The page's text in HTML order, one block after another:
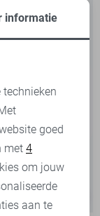
informatie
goed
met 4
om jouw
aan te